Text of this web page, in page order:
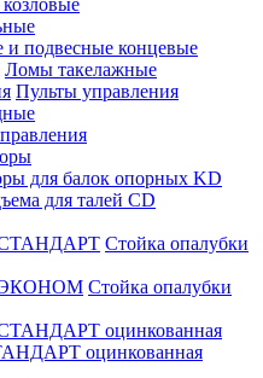
и подвесные концевые
Ломы такелажные
Пульты управления
для балок опорных KD
для талей CD
Стойка опалубки
Стойка опалубки
оцинкованная